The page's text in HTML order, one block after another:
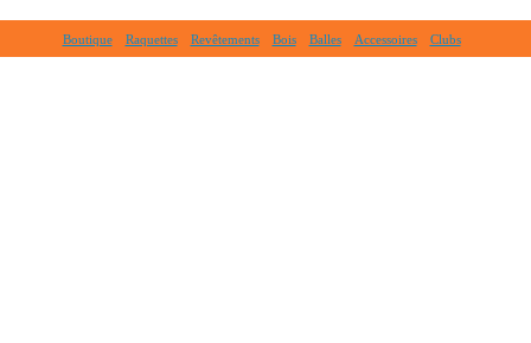
Boutique Raquettes Revêtements Bois Balles Accessoires Clubs